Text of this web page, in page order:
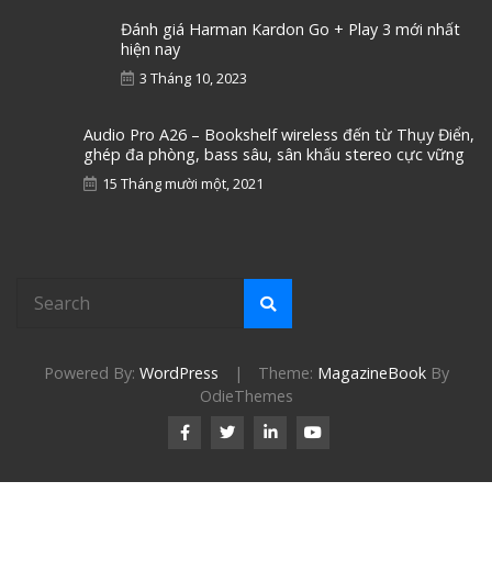
Đánh giá Harman Kardon Go + Play 3 mới nhất
hiện nay
3 Tháng 10, 2023
Audio Pro A26 – Bookshelf wireless đến từ Thụy Điển,
ghép đa phòng, bass sâu, sân khấu stereo cực vững
15 Tháng mười một, 2021
Powered By: WordPress | Theme: MagazineBookBy
OdieThemes